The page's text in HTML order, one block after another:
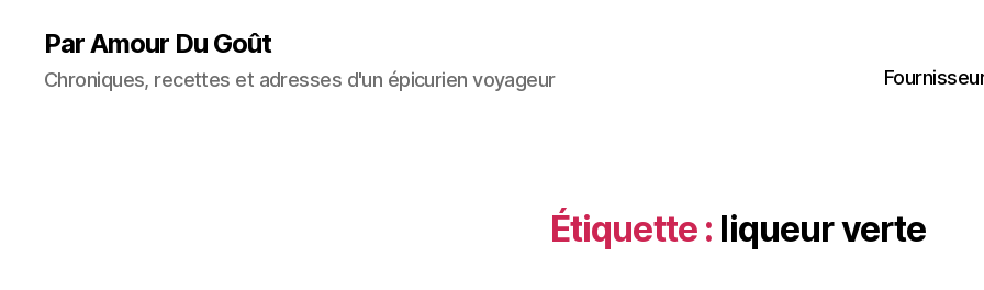
Par Amour Du Goût
Chroniques, recettes et adresses d'un épicurien voyageur
Étiquette : liqueur verte